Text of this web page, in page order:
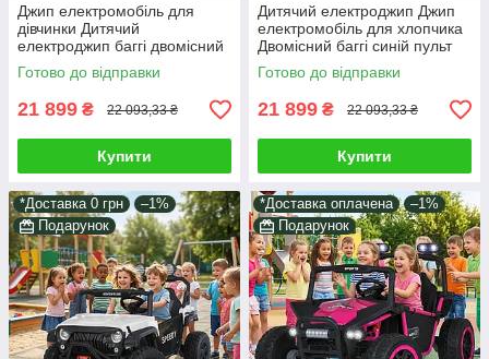
Джип електромобіль для
дівчинки Дитячий
електроджип баггі двомісний
рожевий пульт світло звук у
наборі подарунок
Готово до відправки
21 899 ₴ 22 093,33 ₴
Купити
Дитячий електроджип Джип
електромобіль для хлопчика
Двомісний баггі синій пульт
світло звук у наборі
подарунок
Готово до відправки
21 899 ₴ 22 093,33 ₴
Купити
*Доставка 0 грн
–1%
Подарунок
*Доставка оплачена
–1%
Подарунок